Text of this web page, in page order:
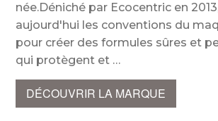
née.Déniché par Ecocentric en
aujourd'hui les conventions du
pour créer des formules sûres et
qui protègent et
DÉCOUVRIR LA MARQUE